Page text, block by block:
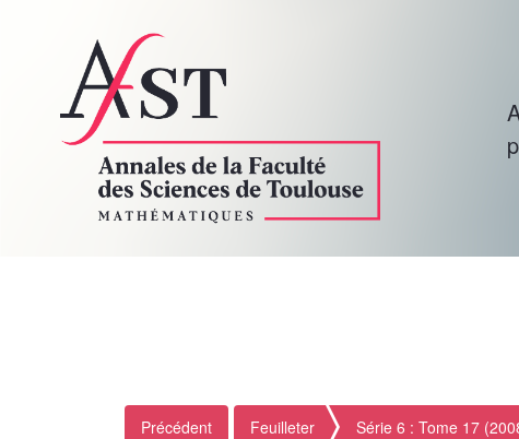
Précédent Feuilleter Série 6 : Tome 17